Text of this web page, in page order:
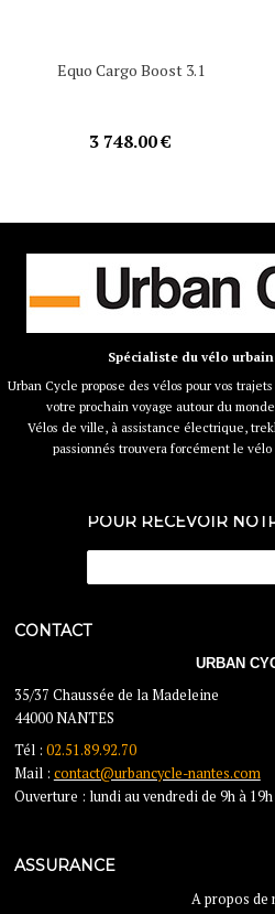
Equo Cargo Boost 3.1
3 748.00 €
Spécialiste du vélo
Urban Cycle propose des vélos pour vos
votre prochain voyage autour du
Vélos de ville, à assistance électrique,
passionnés trouvera forcément le
POUR RECEVOIR
CONTACT
URBAN
35/37 Chaussée de la Madeleine
44000 NANTES
Tél : 02.51.89.92.70
Mail : contact@urbancycle-nantes.com
Ouverture : lundi au vendredi de 9h à
ASSURANCE
A propos de